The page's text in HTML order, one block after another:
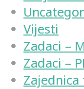
Vijesti
Zadaci –
Zadaci –